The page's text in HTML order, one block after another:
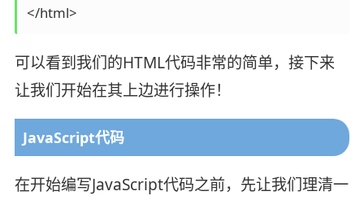
</html>
可以看到我们的HTML代码非常的简单，接下来
让我们开始在其上边进行操作！
JavaScript代码
在开始编写JavaScript代码之前，先让我们理清一